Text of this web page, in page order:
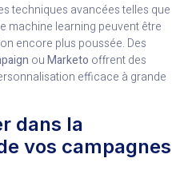
techniques avancées telles que
machine learning peuvent être
encore plus poussée. Des
ouMarketo offrent des
efficace à grande
dans la
vos campagnes